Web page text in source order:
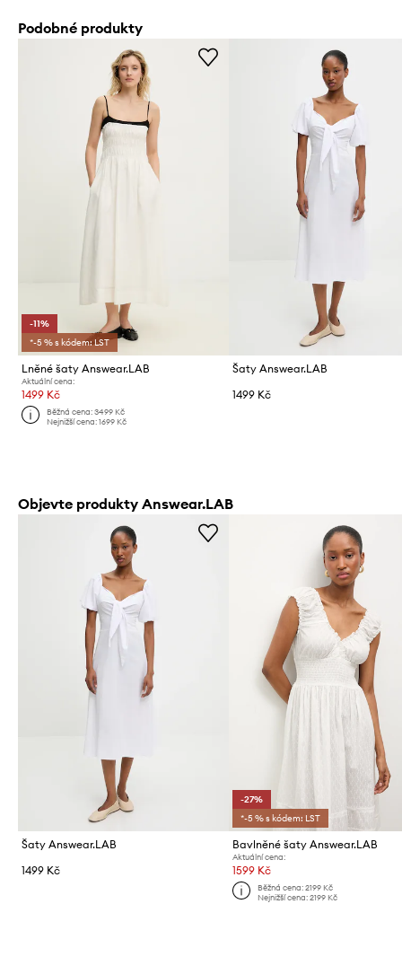
Podobné produkty
-11%
*-5 % s kódem: LST
Lněné šaty Answear.LAB
Aktuální cena:
1499 Kč
Běžná cena:3499 Kč
Nejnižší cena:1699 Kč
Šaty Answear.LAB
1499 Kč
Objevte produkty Answear.LAB
Šaty Answear.LAB
1499 Kč
-27%
*-5 % s kódem: LST
Bavlněné šaty Answear.LAB
Aktuální cena:
1599 Kč
Běžná cena: 2199 Kč
Nejnižší cena: 2199 Kč